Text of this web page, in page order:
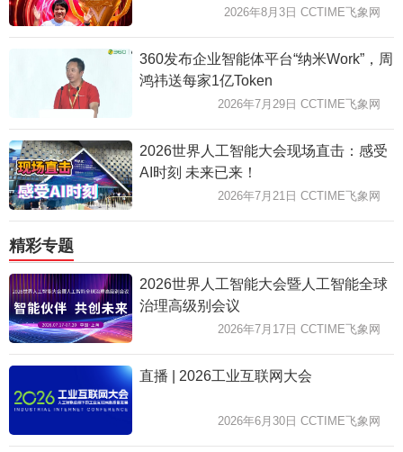
2026年8月3日 CCTIME飞象网
360发布企业智能体平台“纳米Work”，周
鸿祎送每家1亿Token
2026年7月29日 CCTIME飞象网
2026世界人工智能大会现场直击：感受
AI时刻 未来已来！
2026年7月21日 CCTIME飞象网
精彩专题
2026世界人工智能大会暨人工智能全球
治理高级别会议
2026年7月17日 CCTIME飞象网
直播 | 2026工业互联网大会
2026年6月30日 CCTIME飞象网